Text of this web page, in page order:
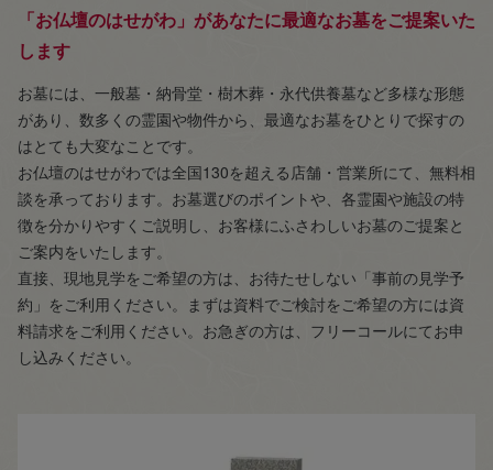
「お仏壇のはせがわ」があなたに最適なお墓をご提案いた
します
お墓には、一般墓・納骨堂・樹木葬・永代供養墓など多様な形態
があり、数多くの霊園や物件から、最適なお墓をひとりで探すの
はとても大変なことです。
お仏壇のはせがわでは全国130を超える店舗・営業所にて、無料相
談を承っております。お墓選びのポイントや、各霊園や施設の特
徴を分かりやすくご説明し、お客様にふさわしいお墓のご提案と
ご案内をいたします。
直接、現地見学をご希望の方は、お待たせしない「事前の見学予
約」をご利用ください。まずは資料でご検討をご希望の方には資
料請求をご利用ください。お急ぎの方は、フリーコールにてお申
し込みください。